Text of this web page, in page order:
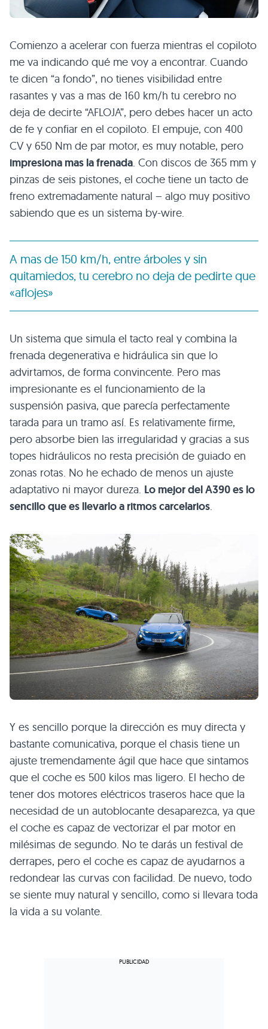
Comienzo a acelerar con fuerza mientras el copiloto
me va indicando qué me voy a encontrar. Cuando
te dicen “a fondo”, no tienes visibilidad entre
rasantes y vas a mas de 160 km/h tu cerebro no
deja de decirte “AFLOJA”, pero debes hacer un acto
de fe y confiar en el copiloto. El empuje, con 400
CV y 650 Nm de par motor, es muy notable, pero
impresiona mas la frenada. Con discos de 365 mm y
pinzas de seis pistones, el coche tiene un tacto de
freno extremadamente natural – algo muy positivo
sabiendo que es un sistema by-wire.
A mas de 150 km/h, entre árboles y sin
quitamiedos, tu cerebro no deja de pedirte que
«aflojes»
Un sistema que simula el tacto real y combina la
frenada degenerativa e hidráulica sin que lo
advirtamos, de forma convincente. Pero mas
impresionante es el funcionamiento de la
suspensión pasiva, que parecía perfectamente
tarada para un tramo así. Es relativamente firme,
pero absorbe bien las irregularidad y gracias a sus
topes hidráulicos no resta precisión de guiado en
zonas rotas. No he echado de menos un ajuste
adaptativo ni mayor dureza. Lo mejor del A390 es lo
sencillo que es llevarlo a ritmos carcelarios.
Y es sencillo porque la dirección es muy directa y
bastante comunicativa, porque el chasis tiene un
ajuste tremendamente ágil que hace que sintamos
que el coche es 500 kilos mas ligero. El hecho de
tener dos motores eléctricos traseros hace que la
necesidad de un autoblocante desaparezca, ya que
el coche es capaz de vectorizar el par motor en
milésimas de segundo. No te darás un festival de
derrapes, pero el coche es capaz de ayudarnos a
redondear las curvas con facilidad. De nuevo, todo
se siente muy natural y sencillo, como si llevara toda
la vida a su volante.